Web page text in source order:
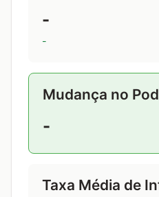
-
-
Mudança no
-
Taxa Média de